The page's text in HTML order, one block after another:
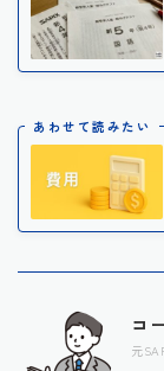
あわせて読みたい
コ
元